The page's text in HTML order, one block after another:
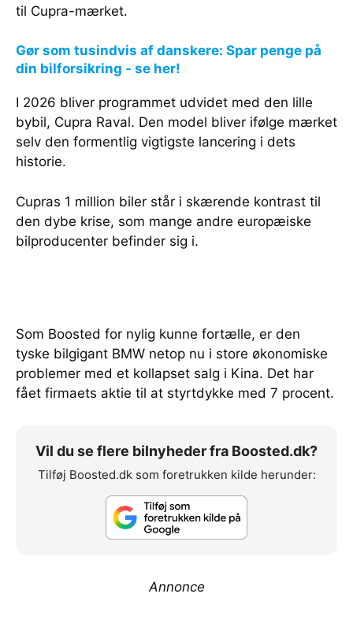
til Cupra-mærket.
Gør som tusindvis af danskere: Spar penge på
din bilforsikring - se her!
I 2026 bliver programmet udvidet med den lille
bybil, Cupra Raval. Den model bliver ifølge mærket
selv den formentlig vigtigste lancering i dets
historie.
Cupras 1 million biler står i skærende kontrast til
den dybe krise, som mange andre europæiske
bilproducenter befinder sig i.
Som Boosted for nylig kunne fortælle, er den
tyske bilgigant BMW netop nu i store økonomiske
problemer med et kollapset salg i Kina. Det har
fået firmaets aktie til at styrtdykke med 7 procent.
Vil du se flere bilnyheder fra Boosted.dk?
Tilføj Boosted.dk som foretrukken kilde herunder:
Annonce